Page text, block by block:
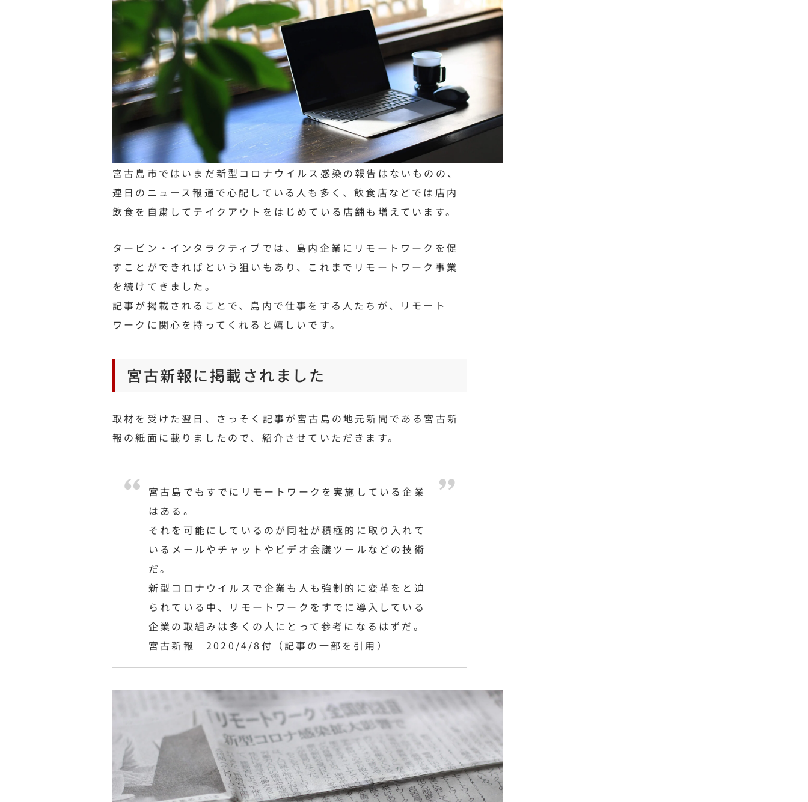
宮古島市ではいまだ新型コロナウイルス感染の報告はないものの、
連日のニュース報道で心配している人も多く、飲食店などでは店内
飲食を自粛してテイクアウトをはじめている店舗も増えています。
タービン・インタラクティブでは、島内企業にリモートワークを促
すことができればという狙いもあり、これまでリモートワーク事業
を続けてきました。
記事が掲載されることで、島内で仕事をする人たちが、リモート
ワークに関心を持ってくれると嬉しいです。
宮古新報に掲載されました
取材を受けた翌日、さっそく記事が宮古島の地元新聞である宮古新
報の紙面に載りましたので、紹介させていただきます。
宮古島でもすでにリモートワークを実施している企業
はある。
それを可能にしているのが同社が積極的に取り入れて
いるメールやチャットやビデオ会議ツールなどの技術
だ。
新型コロナウイルスで企業も人も強制的に変革をと迫
られている中、リモートワークをすでに導入している
企業の取組みは多くの人にとって参考になるはずだ。
宮古新報 2020/4/8付（記事の一部を引用）